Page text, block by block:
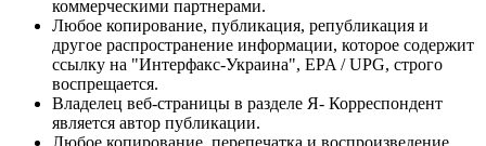
коммерческими партнерами.
Любое копирование, публикация, републикация и
другое распространение информации, которое содержит
ссылку на "Интерфакс-Украина", EPA / UPG, строго
воспрещается.
Владелец веб-страницы в разделе Я- Корреспондент
является автор публикации.
Любое копирование, перепечатка и воспроизведение